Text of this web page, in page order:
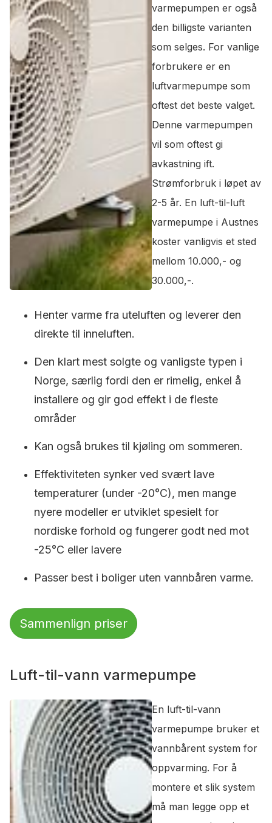
varmepumpen er også
den billigste varianten
som selges. For vanlige
forbrukere er en
luftvarmepumpe som
oftest det beste valget.
Denne varmepumpen
vil som oftest gi
avkastning ift.
Strømforbruk i løpet av
2-5 år. En luft-til-luft
varmepumpe i Austnes
koster vanligvis et sted
mellom 10.000,- og
30.000,-.
Henter varme fra uteluften og leverer den
direkte til inneluften.
Den klart mest solgte og vanligste typen i
Norge, særlig fordi den er rimelig, enkel å
installere og gir god effekt i de fleste
områder
Kan også brukes til kjøling om sommeren.
Effektiviteten synker ved svært lave
temperaturer (under -20°C), men mange
nyere modeller er utviklet spesielt for
nordiske forhold og fungerer godt ned mot
-25°C eller lavere
Passer best i boliger uten vannbåren varme.
Sammenlign priser
Luft-til-vann varmepumpe
En luft-til-vann
varmepumpe bruker et
vannbårent system for
oppvarming. For å
montere et slik system
må man legge opp et